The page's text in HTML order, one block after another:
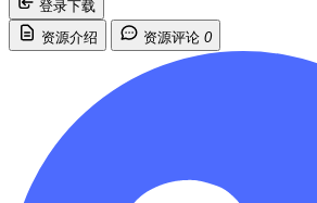
登录下载
资源介绍
资源评论 0